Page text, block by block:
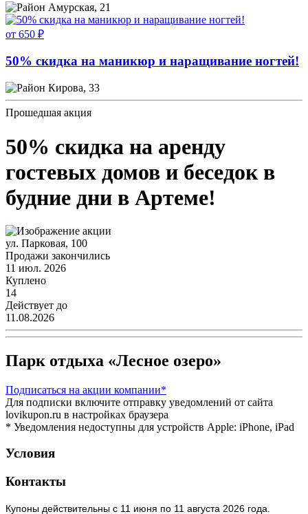
Амурская, 21
от 650 ₽
50% скидка на маникюр и наращивание ногтей!
Кирова, 33
Прошедшая акция
50% скидка на аренду
гостевых домов и беседок в
будние дни в Артеме!
ул. Парковая, 100
Продажи закончились
11 июл. 2026
Куплено
14
Действует до
11.08.2026
Парк отдыха «Лесное озеро»
Подписаться на акции компании*
Для подписки включите отправку уведомлений от сайта
lovikupon.ru в настройках браузера
* Уведомления недоступны для устройств Apple: iPhone, iPad
Условия
Контакты
Купоны действительны с 11 июня по 11 августа 2026 года.